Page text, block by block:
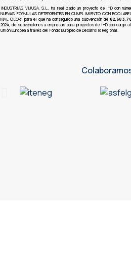
INDUSTRIAS VIJUSA, S.L., ha realizado un proyecto de I+D con
NUEVAS FÓRMULAS DETERGENTES EN CUMPLIMIENTO CON
MAL OLOR” para el que ha conseguido una subvención de
2024, de subvenciones a empresas para proyectos de I+D con cargo
Unión Europea a través del Fondo Europeo de Desarrollo Regional.